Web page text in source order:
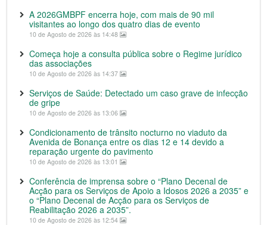
A 2026GMBPF encerra hoje, com mais de 90 mil
visitantes ao longo dos quatro dias de evento
10 de Agosto de 2026 às 14:48
Começa hoje a consulta pública sobre o Regime jurídico
das associações
10 de Agosto de 2026 às 14:37
Serviços de Saúde: Detectado um caso grave de infecção
de gripe
10 de Agosto de 2026 às 13:06
Condicionamento de trânsito nocturno no viaduto da
Avenida de Bonança entre os dias 12 e 14 devido a
reparação urgente do pavimento
10 de Agosto de 2026 às 13:01
Conferência de imprensa sobre o “Plano Decenal de
Acção para os Serviços de Apoio a Idosos 2026 a 2035” e
o “Plano Decenal de Acção para os Serviços de
Reabilitação 2026 a 2035”.
10 de Agosto de 2026 às 12:54